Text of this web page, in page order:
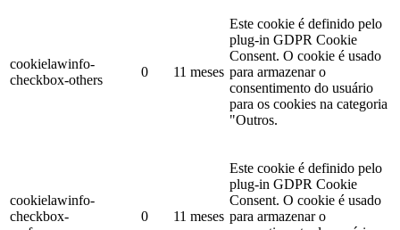
cookielawinfo-
checkbox-others
0 11 meses
Este cookie é definido pelo
plug-in GDPR Cookie
Consent. O cookie é usado
para armazenar o
consentimento do usuário
para os cookies na categoria
"Outros.
cookielawinfo-
checkbox-
0 11 meses
Este cookie é definido pelo
plug-in GDPR Cookie
Consent. O cookie é usado
para armazenar o